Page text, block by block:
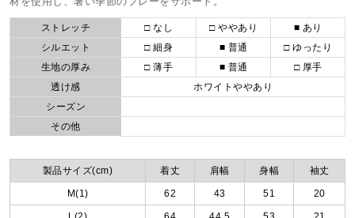
ストレッチ □ なし □ ややあり
■ あり
シルエット
□ 細身 ■ 普通
□ ゆったり
生地の厚み
□ 薄手 ■ 普通
□ 厚手
透け感
ホワイトややあり
シーズン
その他
製品サイズ(cm) 着丈 肩幅 身幅 袖丈
M(1) 62 43 51 20